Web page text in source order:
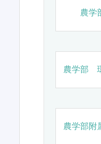
農
農学部
農学部附